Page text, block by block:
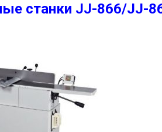
станки JJ-866/JJ-